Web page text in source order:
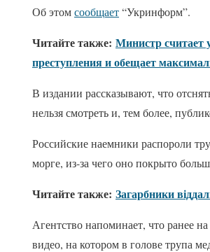
Об этомсообщает“Укринформ”.
Читайте также: Министр считает
преступления и обещает
В издании рассказывают, что
нельзя смотреть и, тем более,
Российские наемники распороли
морге, из-за чего оно покрыто
Читайте также: Загарбники
Агентство напоминает, что ранее
видео, на котором в голове трупа